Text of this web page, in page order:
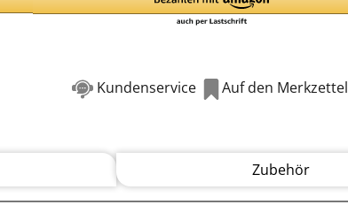
Kundenservice Auf den Merkzettel
Zubehör